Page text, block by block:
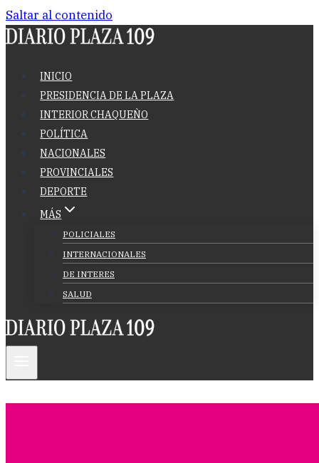
Saltar al contenido
INICIO
PRESIDENCIA DE LA PLAZA
INTERIOR CHAQUEÑO
POLÍTICA
NACIONALES
PROVINCIALES
DEPORTE
MÁS
POLICIALES
INTERNACIONALES
DE INTERES
SALUD